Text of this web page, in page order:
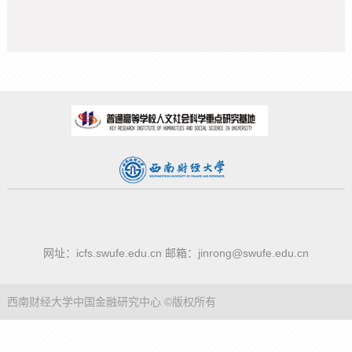
网址： icfs.swufe.edu.cn 邮箱：jinrong@swufe.edu.cn
西南财经大学中国金融研究中心 ©版权所有